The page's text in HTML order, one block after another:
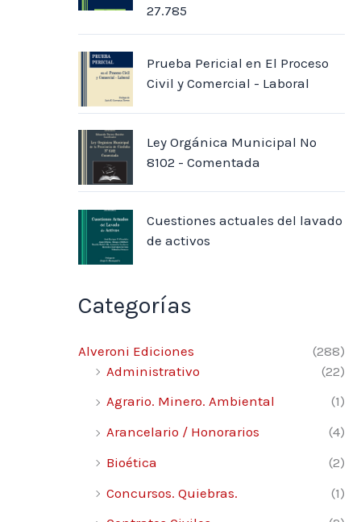
27.785
Prueba Pericial en El Proceso
Civil y Comercial - Laboral
Ley Orgánica Municipal Nº
8102 - Comentada
Cuestiones actuales del lavado
de activos
Categorías
Alveroni Ediciones
(288)
Administrativo
(22)
Agrario. Minero. Ambiental
(1)
Arancelario / Honorarios
(4)
Bioética
(2)
Concursos. Quiebras.
(1)